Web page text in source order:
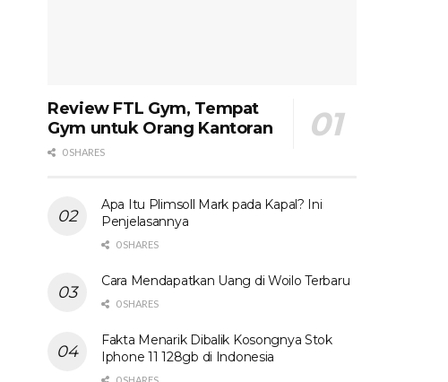
Review FTL Gym, Tempat
Gym untuk Orang Kantoran
0 SHARES
Apa Itu Plimsoll Mark pada Kapal? Ini
Penjelasannya
0 SHARES
Cara Mendapatkan Uang di Woilo Terbaru
0 SHARES
Fakta Menarik Dibalik Kosongnya Stok
Iphone 11 128gb di Indonesia